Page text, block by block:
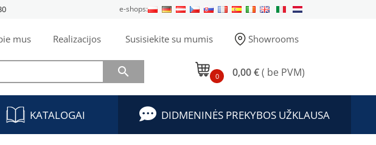
e-shops:
mus Realizacijos Susisiekite su mumis Showrooms
 0 0,00 €( be PVM)
KATALOGAI DIDMENINĖS PREKYBOS UŽKLAUSA